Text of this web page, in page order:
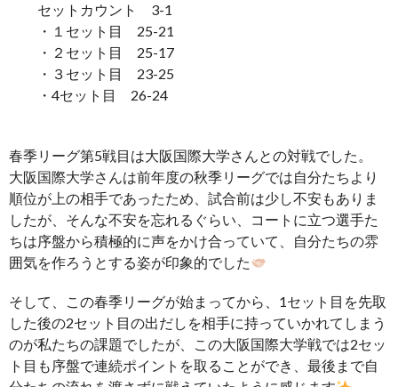
セットカウント 3-1
・１セット目 25-21
・２セット目 25-17
・３セット目 23-25
・4セット目 26-24
春季リーグ第5戦目は大阪国際大学さんとの対戦でした。
大阪国際大学さんは前年度の秋季リーグでは自分たちより
順位が上の相手であったため、試合前は少し不安もありま
したが、そんな不安を忘れるぐらい、コートに立つ選手た
ちは序盤から積極的に声をかけ合っていて、自分たちの雰
囲気を作ろうとする姿が印象的でした
そして、この春季リーグが始まってから、1セット目を先取
した後の2セット目の出だしを相手に持っていかれてしまう
のが私たちの課題でしたが、この大阪国際大学戦では2セッ
ト目も序盤で連続ポイントを取ることができ、最後まで自